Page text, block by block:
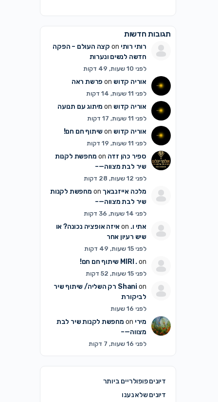
תגובות חדשות
רותי רותי
קצה העולם – הפקה
חדשה לנשים ונערות
לפני 10 שעות, 49 דקות
אוריה קדוש פרשת ראה
לפני 11 שעות, 14 דקות
אוריה קדוש מיתוג עם תנועה
לפני 11 שעות, 17 דקות
אוריה קדוש שיתוף חם חם!
לפני 11 שעות, 19 דקות
ספיר כהן זדה
מחפשת לקנות
שיר לבת מצווה—–
לפני 12 שעות, 28 דקות
מלכה אייזנבאך
מחפשת לקנות
שיר לבת מצווה—–
לפני 14 שעות, 36 דקות
אתי ו.
איזה אופציה נכונה? או
שיש רעיון אחר
לפני 15 שעות, 49 דקות
MIRI .on שיתוף חם חם!
לפני 15 שעות, 52 דקות
Shanion
רק השליה/ שיתוף שיר
לביקורת
לפני 16 שעות
מירי
מחפשת לקנות שיר לבת
מצווה—–
לפני 16 שעות, 7 דקות
דיונים פופולריים ביותר
דיונים שלא נענו